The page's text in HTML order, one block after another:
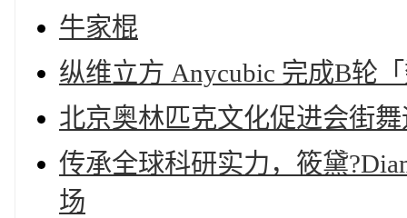
牛家棍
纵维立方 Anycubic 完成B轮
北京奥林匹克文化促进会街
传承全球科研实力，筱黛
场